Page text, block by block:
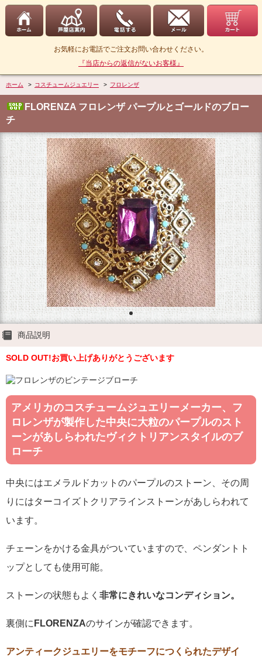
お気軽にお電話でご注文お問い合わせください。
『当店からの返信がないお客様』
ホーム > コスチュームジュエリー > フロレンザ
FLORENZA フロレンザ パープルとゴールドのブロー
チ
商品説明
SOLD OUT!お買い上げありがとうございます
アメリカのコスチュームジュエリーメーカー、フ
ロレンザが製作した中央に大粒のパープルのスト
ーンがあしらわれたヴィクトリアンスタイルのブ
ローチ
中央にはエメラルドカットのパープルのストーン、その周
りにはターコイズトクリアラインストーンがあしらわれて
います。
チェーンをかける金具がついていますので、ペンダントト
ップとしても使用可能。
ストーンの状態もよく 非常にきれいなコンディション。
裏側に FLORENZAのサインが確認できます。
アンティークジュエリーをモチーフにつくられたデザイ